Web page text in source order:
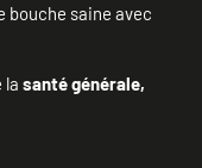
bouche saine avec
la santé générale,